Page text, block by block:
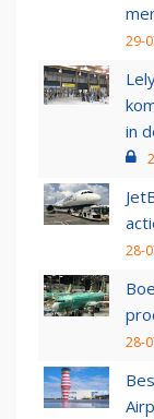
29-
in
28-
28-